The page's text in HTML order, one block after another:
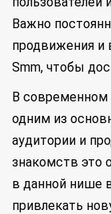
Важно
продвижения и
Smm, чтобы
В современном
одним из
аудитории и
знакомств это
в данной нише
привлекать